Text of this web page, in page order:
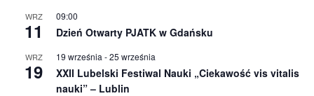
n
o
e
WRZ
11
09:00
Dzień Otwarty PJATK w Gdańsku
WRZ
19
19 września -25 września
XXII Lubelski Festiwal Nauki „Ciekawość vis vitalis
nauki” – Lublin